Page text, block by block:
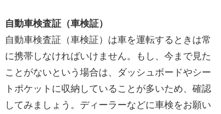
自動車検査証（車検証）
自動車検査証（車検証）は車を運転するときは常
に携帯しなければいけません。もし、今まで見た
ことがないという場合は、ダッシュボードやシー
トポケットに収納していることが多いため、確認
してみましょう。ディーラーなどに車検をお願い